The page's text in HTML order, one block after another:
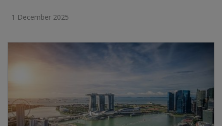
1 December 2025